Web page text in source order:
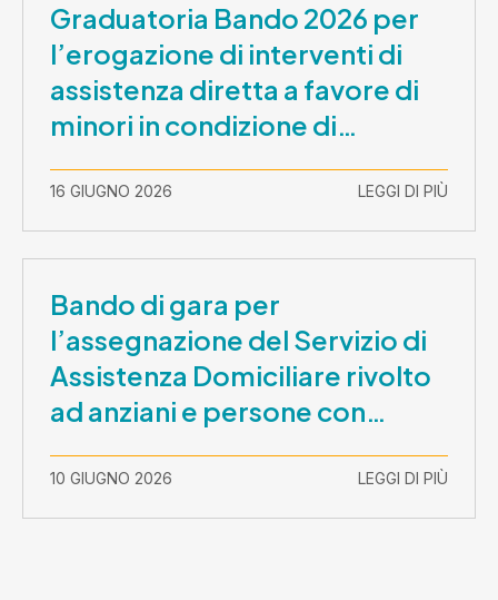
Graduatoria Bando 2026 per
l’erogazione di interventi di
assistenza diretta a favore di
minori in condizione di
disabilità con necessità di
sostegno elevato e molto
elevato (Misura B2) per
prestazioni socioeducative o
educative in contesti
socializzanti (Centri estivi)
16 GIUGNO 2026 LEGGI DI PIÙ
Bando di gara per
l’assegnazione del Servizio di
Assistenza Domiciliare rivolto
ad anziani e persone con
disabilità nel periodo 1 ottobre
2026-30 settembre 2029
10 GIUGNO 2026 LEGGI DI PIÙ